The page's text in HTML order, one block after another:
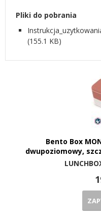
Pliki do pobrania
(155.1 KB)
Bento Box
dwupoziomowy,